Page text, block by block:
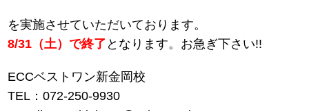
を実施させていただいております。
8/31（土）で終了 となります。お急ぎ下さい!!
ECCベストワン新金岡校
TEL：072-250-9930